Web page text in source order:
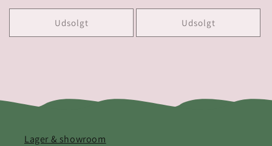
Udsolgt Udsolgt
Lager & showroom